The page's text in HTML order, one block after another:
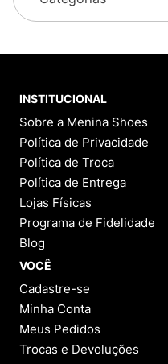
INSTITUCIONAL
Sobre a Menina Shoes
Política de Privacidade
Política de Troca
Política de Entrega
Lojas Físicas
Programa de Fidelidade
Blog
VOCÊ
Cadastre-se
Minha Conta
Meus Pedidos
Trocas e Devoluções